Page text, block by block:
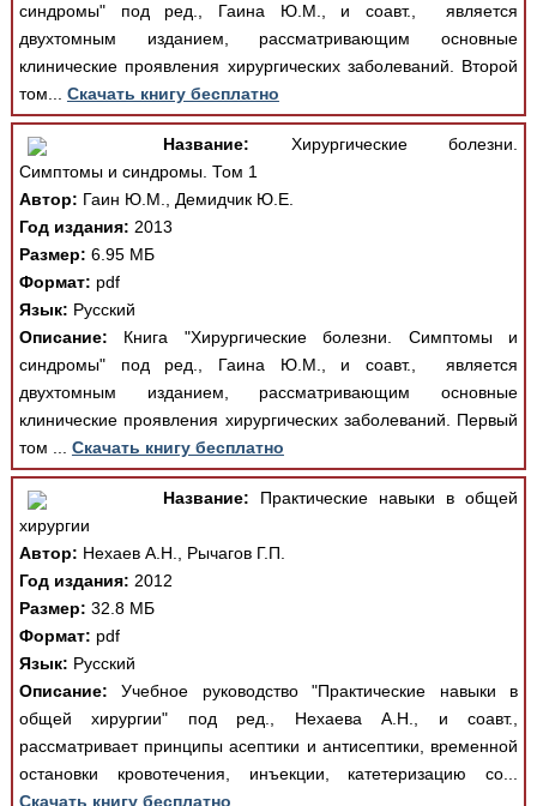
синдромы" под ред., Гаина Ю.М., и соавт., является
двухтомным изданием, рассматривающим основные
клинические проявления хирургических заболеваний. Второй
том... Скачать книгу бесплатно
Название: Хирургические болезни.
Симптомы и синдромы. Том 1
Автор: Гаин Ю.М., Демидчик Ю.Е.
Год издания: 2013
Размер: 6.95 МБ
Формат: pdf
Язык: Русский
Описание: Книга "Хирургические болезни. Симптомы и
синдромы" под ред., Гаина Ю.М., и соавт., является
двухтомным изданием, рассматривающим основные
клинические проявления хирургических заболеваний. Первый
том ... Скачать книгу бесплатно
Название: Практические навыки в общей
хирургии
Автор: Нехаев А.Н., Рычагов Г.П.
Год издания: 2012
Размер: 32.8 МБ
Формат: pdf
Язык: Русский
Описание: Учебное руководство "Практические навыки в
общей хирургии" под ред., Нехаева А.Н., и соавт.,
рассматривает принципы асептики и антисептики, временной
остановки кровотечения, инъекции, катетеризацию со...
Скачать книгу бесплатно